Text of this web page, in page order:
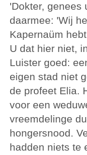
'Dokter, genees
daarmee: 'Wij
Kapernaüm
U dat hier niet,
Luister goed:
eigen stad niet
de profeet Elia.
voor een
vreemdelinge
hongersnood.
hadden niets te